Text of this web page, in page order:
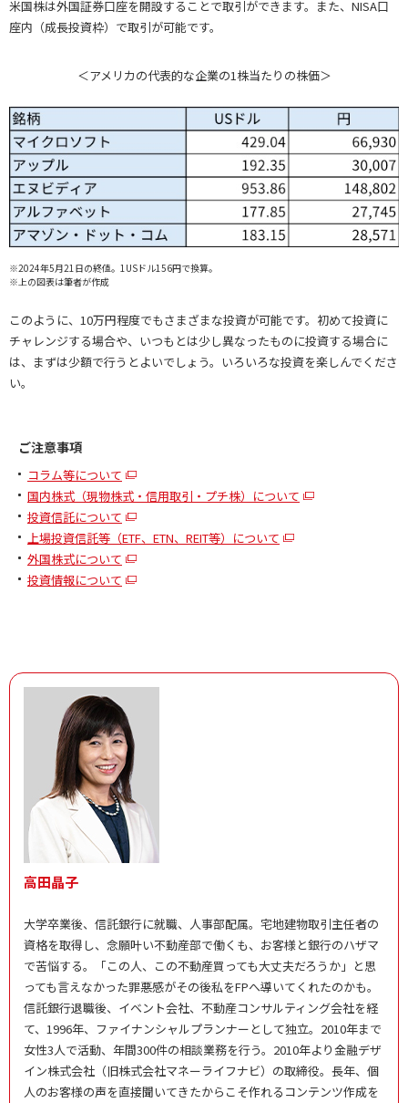
米国株は外国証券口座を開設することで取引ができます。また、NISA口
座内（成長投資枠）で取引が可能です。
＜アメリカの代表的な企業の1株当たりの株価＞
※2024年5月21日の終値。1USドル156円で換算。
※上の図表は筆者が作成
このように、10万円程度でもさまざまな投資が可能です。初めて投資に
チャレンジする場合や、いつもとは少し異なったものに投資する場合に
は、まずは少額で行うとよいでしょう。いろいろな投資を楽しんでくださ
い。
ご注意事項
コラム等について
国内株式（現物株式・信用取引・プチ株）について
投資信託について
上場投資信託等（ETF、ETN、REIT等）について
外国株式について
投資情報について
高田晶子
大学卒業後、信託銀行に就職、人事部配属。宅地建物取引主任者の
資格を取得し、念願叶い不動産部で働くも、お客様と銀行のハザマ
で苦悩する。「この人、この不動産買っても大丈夫だろうか」と思
っても言えなかった罪悪感がその後私をFPへ導いてくれたのかも。
信託銀行退職後、イベント会社、不動産コンサルティング会社を経
て、1996年、ファイナンシャルプランナーとして独立。2010年まで
女性3人で活動、年間300件の相談業務を行う。2010年より金融デザ
イン株式会社（旧株式会社マネーライフナビ）の取締役。長年、個
人のお客様の声を直接聞いてきたからこそ作れるコンテンツ作成を